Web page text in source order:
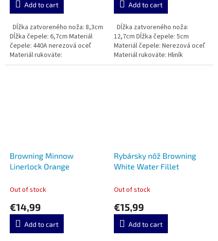
Add to cart
Dĺžka zatvoreného noža: 8,3cm
Dĺžka čepele: 6,7cm Materiál
čepele: 440A nerezová oceľ
Materiál rukoväte:
Add to cart
Dĺžka zatvoreného noža:
12,7cm Dĺžka čepele: 5cm
Materiál čepele: Nerezová oceľ
Materiál rukoväte: Hliník
Browning Minnow
Linerlock Orange
Out of stock
€14,99
Add to cart
Rybársky nôž Browning
White Water Fillet
Out of stock
€15,99
Add to cart